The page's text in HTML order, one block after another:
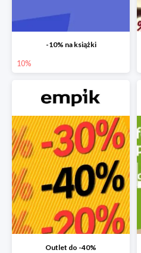
-10% na książki
10%
Outlet do -40%